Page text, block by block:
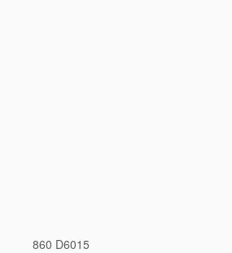
860 D6015